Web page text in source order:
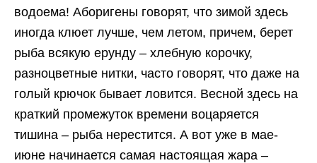
водоема! Аборигены говорят, что зимой здесь
иногда клюет лучше, чем летом, причем, берет
рыба всякую ерунду – хлебную корочку,
разноцветные нитки, часто говорят, что даже на
голый крючок бывает ловится. Весной здесь на
краткий промежуток времени воцаряется
тишина – рыба нерестится. А вот уже в мае-
июне начинается самая настоящая жара –